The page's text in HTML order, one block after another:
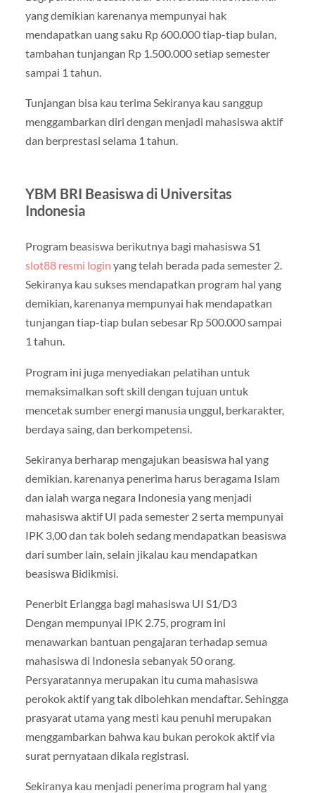
yang demikian karenanya mempunyai hak
mendapatkan uang saku Rp 600.000 tiap-tiap bulan,
tambahan tunjangan Rp 1.500.000 setiap semester
sampai 1 tahun.
Tunjangan bisa kau terima Sekiranya kau sanggup
menggambarkan diri dengan menjadi mahasiswa aktif
dan berprestasi selama 1 tahun.
YBM BRI Beasiswa di Universitas
Indonesia
Program beasiswa berikutnya bagi mahasiswa S1
slot88 resmi login yang telah berada pada semester 2.
Sekiranya kau sukses mendapatkan program hal yang
demikian, karenanya mempunyai hak mendapatkan
tunjangan tiap-tiap bulan sebesar Rp 500.000 sampai
1 tahun.
Program ini juga menyediakan pelatihan untuk
memaksimalkan soft skill dengan tujuan untuk
mencetak sumber energi manusia unggul, berkarakter,
berdaya saing, dan berkompetensi.
Sekiranya berharap mengajukan beasiswa hal yang
demikian. karenanya penerima harus beragama Islam
dan ialah warga negara Indonesia yang menjadi
mahasiswa aktif UI pada semester 2 serta mempunyai
IPK 3,00 dan tak boleh sedang mendapatkan beasiswa
dari sumber lain, selain jikalau kau mendapatkan
beasiswa Bidikmisi.
Penerbit Erlangga bagi mahasiswa UI S1/D3
Dengan mempunyai IPK 2.75, program ini
menawarkan bantuan pengajaran terhadap semua
mahasiswa di Indonesia sebanyak 50 orang.
Persyaratannya merupakan itu cuma mahasiswa
perokok aktif yang tak dibolehkan mendaftar. Sehingga
prasyarat utama yang mesti kau penuhi merupakan
menggambarkan bahwa kau bukan perokok aktif via
surat pernyataan dikala registrasi.
Sekiranya kau menjadi penerima program hal yang